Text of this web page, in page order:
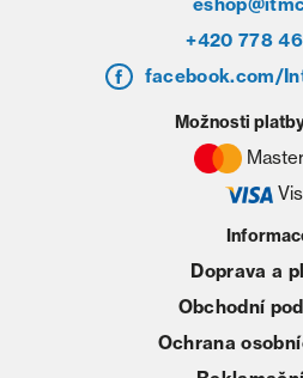
+420 778
facebook.com/
Doprava a
Obchodní
Ochrana
Možnosti